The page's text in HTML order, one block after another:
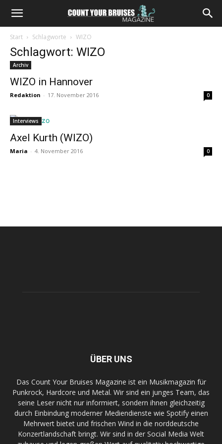
Start Schlagworte WIZO
Schlagwort: WIZO
Archiv
WIZO in Hannover
Redaktion - 17. November 2016 0
Interviews
Axel Kurth (WIZO)
Maria - 4. November 2016 0
ÜBER UNS
Das Count Your Bruises Magazine ist ein Musikmagazin für
Punkrock, Hardcore und Metal. Wir sind ein junges Team, das
seine Leser nicht nur informiert, sondern ihnen gleichzeitig
durch Einbindung moderner Mediendienste wie Spotify einen
Mehrwert bietet und frischen Wind in die norddeutsche
Konzertlandschaft bringt. Wir sind in der Social Media Welt